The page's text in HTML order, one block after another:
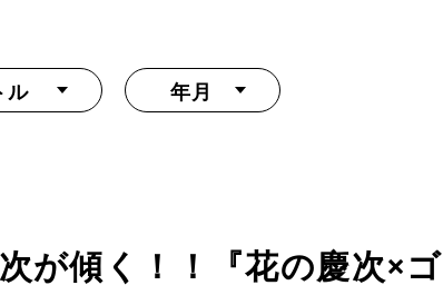
ル 年月
が傾く！！『花の慶次×ゴ